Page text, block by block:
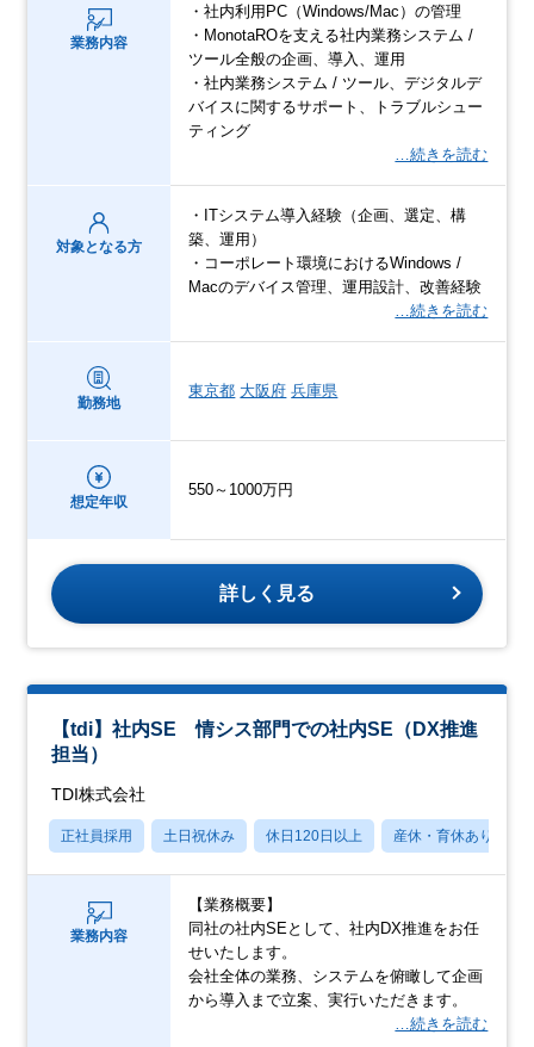
業務内容
・社内利用PC（Windows/Mac）の管理
・MonotaROを支える社内業務システム /
ツール全般の企画、導入、運用
・社内業務システム / ツール、デジタルデ
バイスに関するサポート、トラブルシュー
ティング
…続きを読む
対象となる方
・ITシステム導入経験（企画、選定、構
築、運用）
・コーポレート環境におけるWindows /
Macのデバイス管理、運用設計、改善経験
…続きを読む
勤務地
東京都 大阪府 兵庫県
想定年収
550～1000万円
詳しく見る
【tdi】社内SE 情シス部門での社内SE（DX推進
担当）
TDI株式会社
正社員採用 土日祝休み 休日120日以上 産休・育休あり
業務内容
【業務概要】
同社の社内SEとして、社内DX推進をお任
せいたします。
会社全体の業務、システムを俯瞰して企画
から導入まで立案、実行いただきます。
…続きを読む